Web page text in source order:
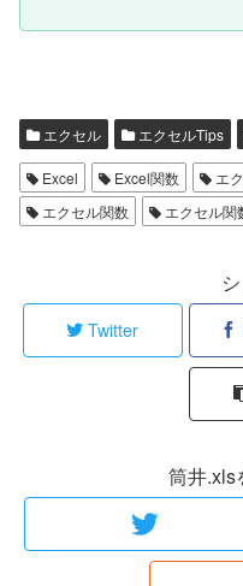
エクセル エクセルTips
Excel Excel関数 エ
エクセル関数
エクセル関
Twitter
筒井.xls